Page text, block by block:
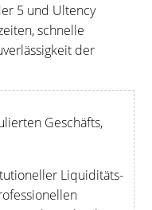
5 und Ultency
schnelle
der
Geschäfts,
Liquiditäts-